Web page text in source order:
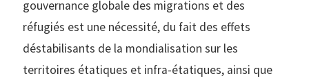
gouvernance globale des migrations et des
réfugiés est une nécessité, du fait des effets
déstabilisants de la mondialisation sur les
territoires étatiques et infra-étatiques, ainsi que